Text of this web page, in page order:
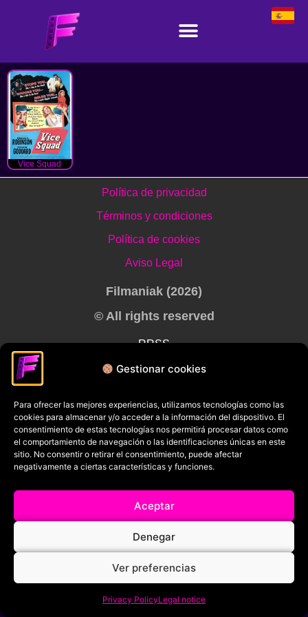
Gestionar cookies
Para ofrecer las mejores experiencias, utilizamos tecnologías como las
cookies para almacenar y/o acceder a la información del dispositivo. El
consentimiento de estas tecnologías nos permitirá procesar datos como
el comportamiento de navegación o las identificaciones únicas en este
sitio. No consentir o retirar el consentimiento, puede afectar
negativamente a ciertas características y funciones.
Aceptar
Denegar
Ver preferencias
Privacy PolicyLegal notice
Vice Squad
Política de privacidad
Términos y condiciones
Política de cookies
Aviso Legal
Filmaniak (2026)
© All rights reserved
RRSS